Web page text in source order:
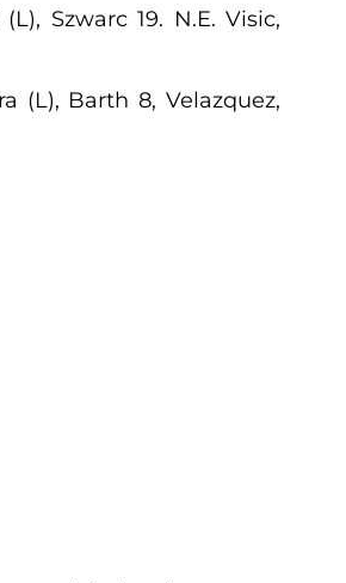
Szwarc 19. N.E. Visic,
(L), Barth 8, Velazquez,